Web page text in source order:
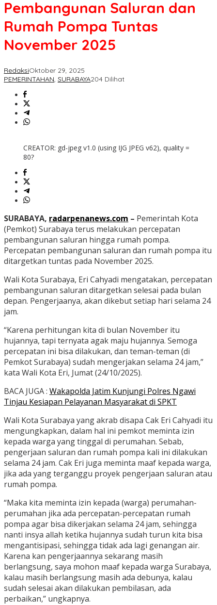
Pembangunan Saluran dan
Rumah Pompa Tuntas
November 2025
RedaksiOktober 29, 2025
PEMERINTAHAN, SURABAYA204 Dilihat
CREATOR: gd-jpeg v1.0 (using IJG JPEG v62), quality =
80?
SURABAYA, radarpenanews.com – Pemerintah Kota
(Pemkot) Surabaya terus melakukan percepatan
pembangunan saluran hingga rumah pompa.
Percepatan pembangunan saluran dan rumah pompa itu
ditargetkan tuntas pada November 2025.
Wali Kota Surabaya, Eri Cahyadi mengatakan, percepatan
pembangunan saluran ditargetkan selesai pada bulan
depan. Pengerjaanya, akan dikebut setiap hari selama 24
jam.
“Karena perhitungan kita di bulan November itu
hujannya, tapi ternyata agak maju hujannya. Semoga
percepatan ini bisa dilakukan, dan teman-teman (di
Pemkot Surabaya) sudah mengerjakan selama 24 jam,”
kata Wali Kota Eri, Jumat (24/10/2025).
BACA JUGA : Wakapolda Jatim Kunjungi Polres Ngawi
Tinjau Kesiapan Pelayanan Masyarakat di SPKT
Wali Kota Surabaya yang akrab disapa Cak Eri Cahyadi itu
mengungkapkan, dalam hal ini pemkot meminta izin
kepada warga yang tinggal di perumahan. Sebab,
pengerjaan saluran dan rumah pompa kali ini dilakukan
selama 24 jam. Cak Eri juga meminta maaf kepada warga,
jika ada yang terganggu proyek pengerjaan saluran atau
rumah pompa.
“Maka kita meminta izin kepada (warga) perumahan-
perumahan jika ada percepatan-percepatan rumah
pompa agar bisa dikerjakan selama 24 jam, sehingga
nanti insya allah ketika hujannya sudah turun kita bisa
mengantisipasi, sehingga tidak ada lagi genangan air.
Karena kan pengerjaannya sekarang masih
berlangsung, saya mohon maaf kepada warga Surabaya,
kalau masih berlangsung masih ada debunya, kalau
sudah selesai akan dilakukan pembilasan, ada
perbaikan,” ungkapnya.